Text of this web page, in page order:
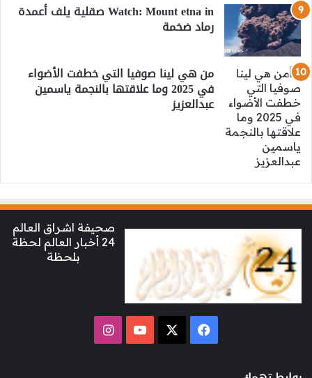
Watch: Mount etna in صقلية يلف أعمدة
رماد ضخمة
من هي لينا صوفيا التي خطفت الأضواء
في 2025 وما علاقتها بالنجمة ياسمين
عبدالعزيز
صحيفة اشراق العالم
24 أخبار العالم لحظة
بلحظة
فيسبوك ‫YouTubeانستقرام